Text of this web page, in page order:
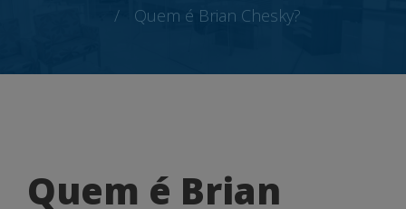
Quem é Brian Chesky?
Quem
Quem é Brian